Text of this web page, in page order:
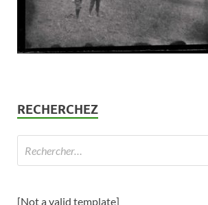
RECHERCHEZ
[Not a valid template]